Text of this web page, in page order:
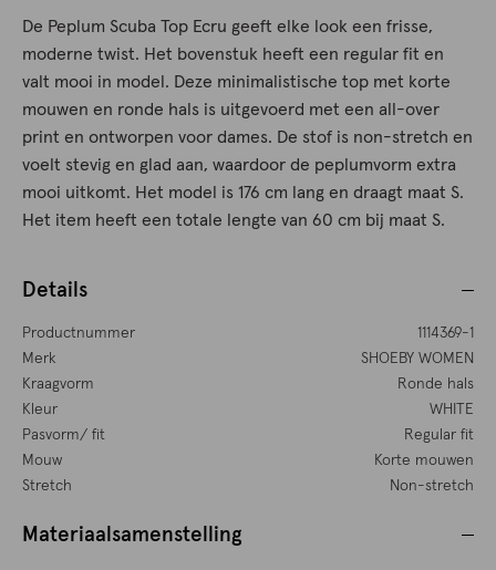
De Peplum Scuba Top Ecru geeft elke look een frisse,
moderne twist. Het bovenstuk heeft een regular fit en
valt mooi in model. Deze minimalistische top met korte
mouwen en ronde hals is uitgevoerd met een all-over
print en ontworpen voor dames. De stof is non-stretch en
voelt stevig en glad aan, waardoor de peplumvorm extra
mooi uitkomt. Het model is 176 cm lang en draagt maat S.
Het item heeft een totale lengte van 60 cm bij maat S.
Details
Productnummer
1114369-1
Merk
SHOEBY WOMEN
Kraagvorm
Ronde hals
Kleur
WHITE
Pasvorm/ fit
Regular fit
Mouw
Korte mouwen
Stretch
Non-stretch
Materiaalsamenstelling